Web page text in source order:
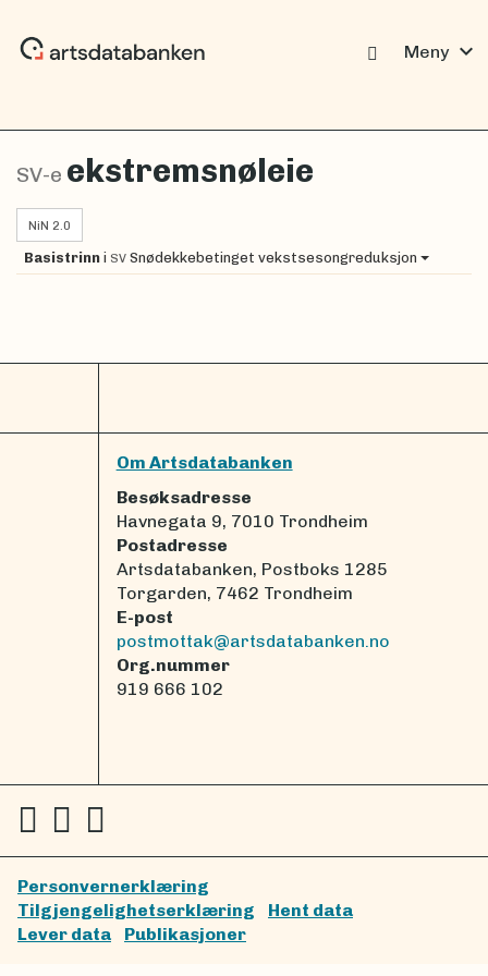
Meny expand_more
SV-e ekstremsnøleie
NiN 2.0
Basistrinn i SV Snødekkebetinget vekstsesongreduksjon
Om Artsdatabanken
Besøksadresse
Havnegata 9, 7010 Trondheim
Postadresse
Artsdatabanken, Postboks 1285
Torgarden, 7462 Trondheim
E-post
postmottak@artsdatabanken.no
Org.nummer
919 666 102
Personvernerklæring
Tilgjengelighetserklæring
Hent data
Lever data
Publikasjoner